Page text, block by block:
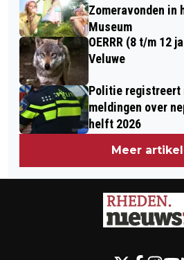
Zomeravonden in
Museum
OERRR (8 t/m 12
Veluwe
Politie registreert
meldingen over
helft 2026
Meer